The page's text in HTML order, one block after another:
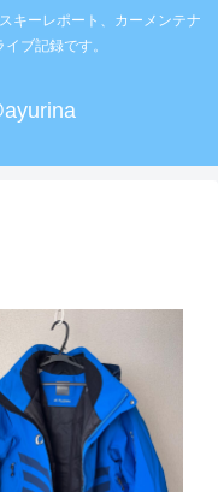
キーレポート、カーメンテナ
ブ記録です。